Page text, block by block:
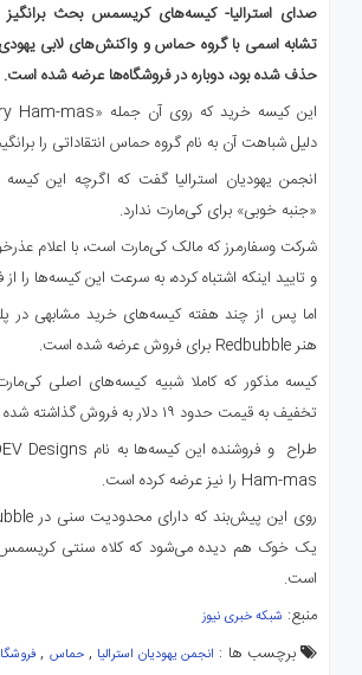
صدای استرالیا- کیسه‌های کریسمس بحث برانگیز
تشابه اسمی با گروه حماس و واکنش‌های لابی
حذف شده بود، دوباره در فروشگاه‌ها عرضه شده است.
دلیل شباهت آن به نام گروه حماس انتقاداتی را
انجمن یهودیان استرالیا گفت که اگرچه این کیسه
«جنبه خوبی» برای کی‌مارت ندارد.
شرکت وسفارمرز که مالک کی‌مارت است، با اعلام
و تایید اینکه اشتباه کرده، به سرعت این کیسه‌ها را
اما پس از چند هفته کیسه‌های خرید مشابهی در
هنر Redbubble برای فروش عرضه شده است.
تخفیف به قیمت حدود ۱۹ دلار به فروش گذاشته شده است.
Ham-mas را نیز عرضه کرده است.
یک خوک هم دیده می‌شود که کلاه سنتی کریسمس
است.
منبع: شبکه خبری نیوز
برچسب ها : انجمن یهودیان استرالیا ,حماس ,